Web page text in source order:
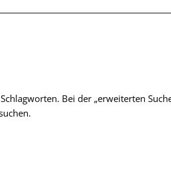
Bei der „erweiterten